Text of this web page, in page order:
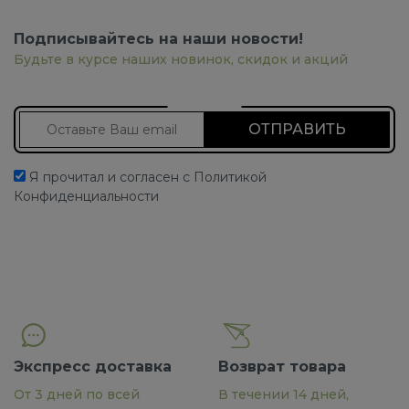
Подписывайтесь на наши новости!
Будьте в курсе наших новинок, скидок и акций
Я прочитал и согласен с Политикой
Конфиденциальности
Экспресс доставка
От 3 дней по всей
Возврат товара
В течении 14 дней,